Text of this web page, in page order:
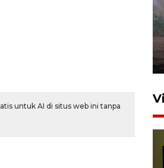
untuk AI di situs web ini tanpa